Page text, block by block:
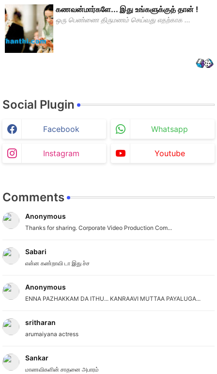
கணவன்மார்களே... இது உங்களுக்குத் தான் !
ஒரு பெண்ணை திருமணம் செய்வது எதற்காக ...
Social Plugin
Facebook Whatsapp
Instagram Youtube
Comments
Anonymous
Thanks for sharing. Corporate Video Production Com...
Sabari
என்ன கண்றாவி டா இது ச்ச
Anonymous
ENNA PAZHAKKAM DA ITHU... KANRAAVI MUTTAA PAYALUGA...
sritharan
arumaiyana actress
Sankar
மாணவிகளின் சாதனை அபாரம்